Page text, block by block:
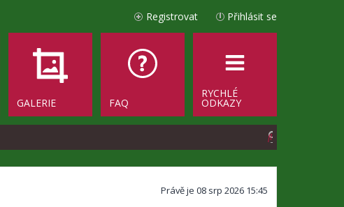
Přihlásit se
Registrovat
RYCHLÉ
ODKAZY
FAQ
GALERIE
H
Právě je 08 srp 2026 15:45